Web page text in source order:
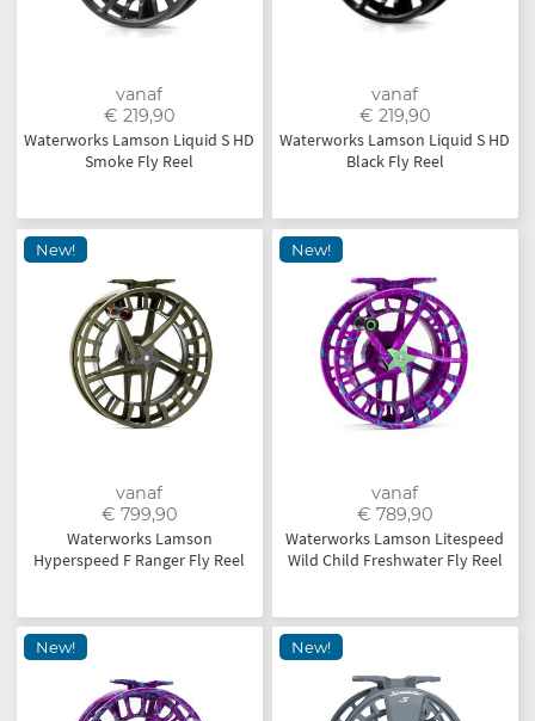
vanaf
€ 219,90
Waterworks Lamson Liquid S HD
Smoke Fly Reel
vanaf
€ 219,90
Waterworks Lamson Liquid S HD
Black Fly Reel
New!
vanaf
€ 799,90
Waterworks Lamson
Hyperspeed F Ranger Fly Reel
New!
vanaf
€ 789,90
Waterworks Lamson Litespeed
Wild Child Freshwater Fly Reel
New! New!